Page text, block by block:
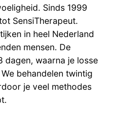
Sinds 1999
SensiTherapeut.
in heel Nederland
mensen. De
dagen, waarna je losse
behandelen twintig
je veel methodes